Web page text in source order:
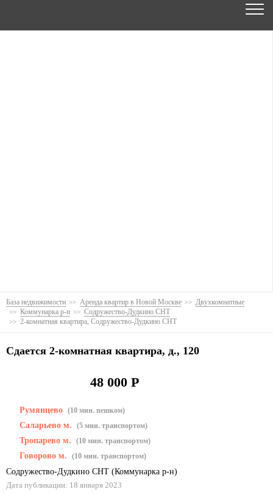
База недвижимости Аренда квартир в Новой Москве
Двухкомнатные
Коммунарка р-н
Содружество-Дудкино СНТ
2-комнатная квартира, Содружество-Дудкино СНТ
Сдается 2-комнатная квартира, д., 120
48 000 Р
Румянцево (10 мин. пешком)
Саларьево м. (5 мин. транспортом)
Тропарево м. (10 мин. транспортом)
Говорово м. (10 мин. транспортом)
Содружество-Дудкино СНТ (Коммунарка р-н)
Дата публикации: 18 января 2023